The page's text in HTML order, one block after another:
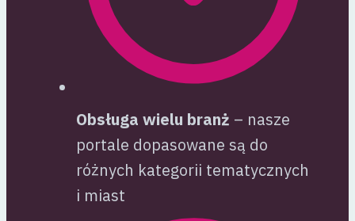
Obsługa wielu branż – nasze
portale dopasowane są do
różnych kategorii tematycznych
i miast